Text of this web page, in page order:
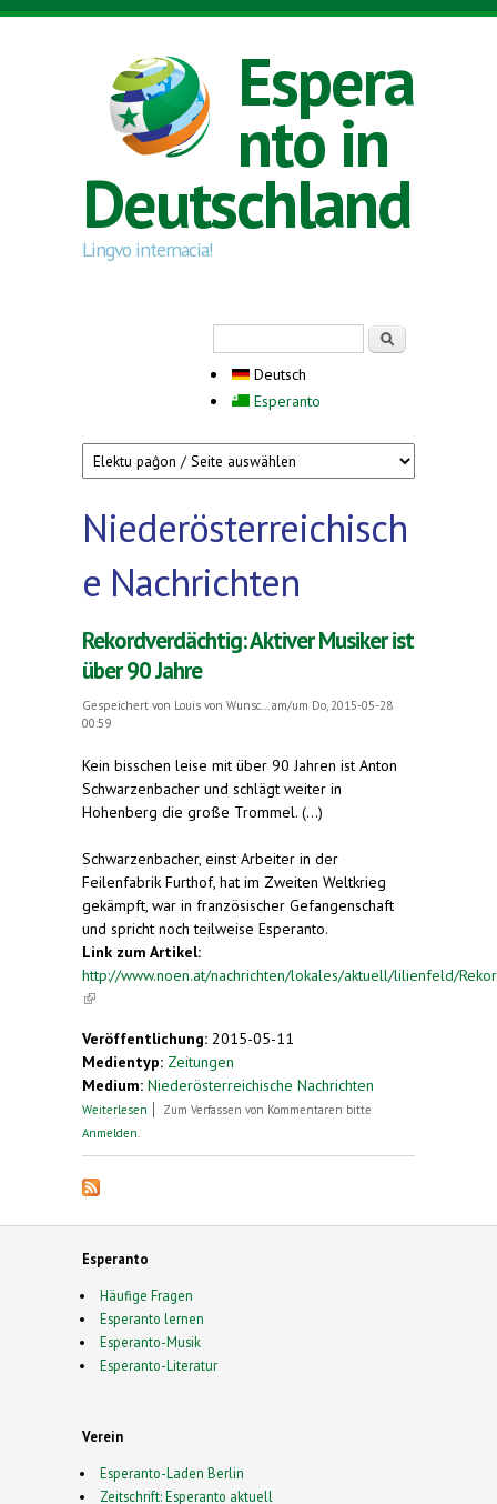
Direkt zum Inhalt
Espera
nto in
Deutschland
Lingvo internacia!
Deutsch
Esperanto
Niederösterreichisch
e Nachrichten
Rekordverdächtig: Aktiver Musiker ist
über 90 Jahre
Gespeichert von Louis von Wunsc...
am/um Do, 2015-05-28
00:59
Kein bisschen leise mit über 90 Jahren ist Anton
Schwarzenbacher und schlägt weiter in
Hohenberg die große Trommel. (...)
Schwarzenbacher, einst Arbeiter in der
Feilenfabrik Furthof, hat im Zweiten Weltkrieg
gekämpft, war in französischer Gefangenschaft
und spricht noch teilweise Esperanto.
Link zum Artikel:
http://www.noen.at/nachrichten/lokales/aktuell/lilienfeld/
(link is external)
Veröffentlichung: 2015-05-11
Medientyp: Zeitungen
Medium: Niederösterreichische Nachrichten
Weiterlesen über Rekordverdächtig: Aktiver Musiker ist über 90
Zum Verfassen von Kommentaren bitte
Anmelden
Esperanto
Häufige Fragen
Esperanto lernen
Esperanto-Musik
Esperanto-Literatur
Verein
Esperanto-Laden Berlin
Zeitschrift: Esperanto aktuell